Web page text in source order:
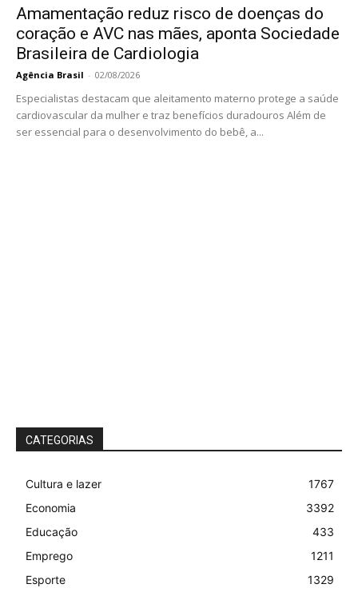
Amamentação reduz risco de doenças do
coração e AVC nas mães, aponta Sociedade
Brasileira de Cardiologia
Agência Brasil - 02/08/2026
Especialistas destacam que aleitamento materno protege a saúde
cardiovascular da mulher e traz benefícios duradouros Além de
ser essencial para o desenvolvimento do bebê, a...
CATEGORIAS
Cultura e lazer
1767
Economia
3392
Educação
433
Emprego
1211
Esporte
1329